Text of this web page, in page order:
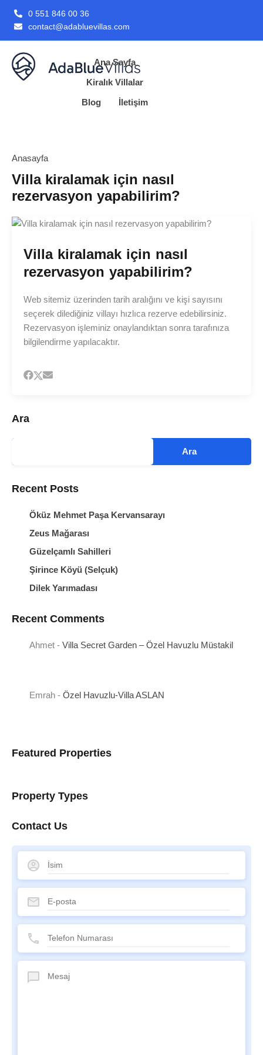
0 551 846 00 36
contact@adabluevillas.com
Ana Sayfa
Kiralık Villalar
Blog
İletişim
Anasayfa
Villa kiralamak için nasıl
rezervasyon yapabilirim?
Villa kiralamak için nasıl
rezervasyon yapabilirim?
Web sitemiz üzerinden tarih aralığını ve kişi sayısını
seçerek dilediğiniz villayı hızlıca rezerve edebilirsiniz.
Rezervasyon işleminiz onaylandıktan sonra tarafınıza
bilgilendirme yapılacaktır.
Ara
Ara
Recent Posts
Öküz Mehmet Paşa Kervansarayı
Zeus Mağarası
Güzelçamlı Sahilleri
Şirince Köyü (Selçuk)
Dilek Yarımadası
Recent Comments
Ahmet - Villa Secret Garden – Özel Havuzlu Müstakil
Emrah - Özel Havuzlu-Villa ASLAN
Featured Properties
Property Types
Contact Us